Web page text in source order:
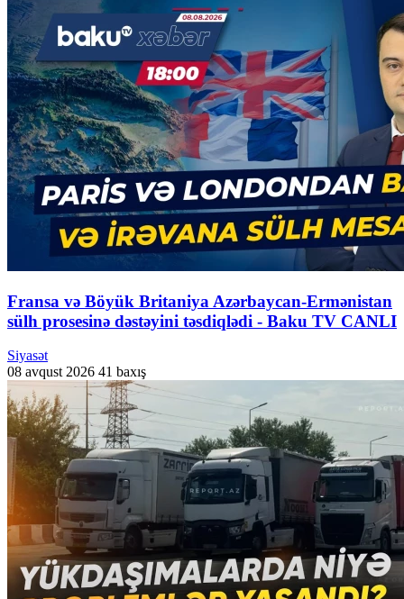
Fransa və Böyük Britaniya Azərbaycan-Ermənistan
sülh prosesinə dəstəyini təsdiqlədi - Baku TV CANLI
Siyasət
08 avqust 2026 41 baxış